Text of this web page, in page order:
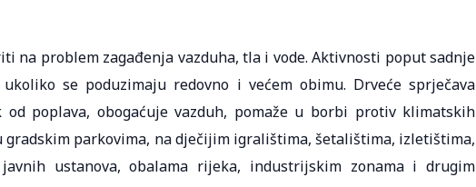
na problem zagađenja vazduha, tla i vode. Aktivnosti poput sadnje
se poduzimaju redovno i većem obimu. Drveće sprječava
poplava, obogaćuje vazduh, pomaže u borbi protiv klimatskih
gradskim parkovima, na dječijim igralištima, šetalištima, izletištima,
ustanova, obalama rijeka, industrijskim zonama i drugim